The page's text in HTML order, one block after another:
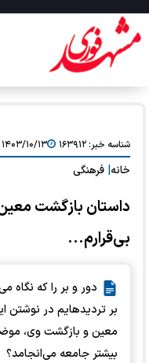
شناسه خبر:۱۶۳۹۱۲ ۱۴۰۳/۱۰/۱۳ ۱۲:۵۳:۳۴
خانه فرهنگی
داستان بازگشت
بی‌قرارم...
دور و بر را که نگاه
بر تردیدهایم در نوشتن
معین و بازگشت وی،
بیشتر جامعه می‌انجامد؟